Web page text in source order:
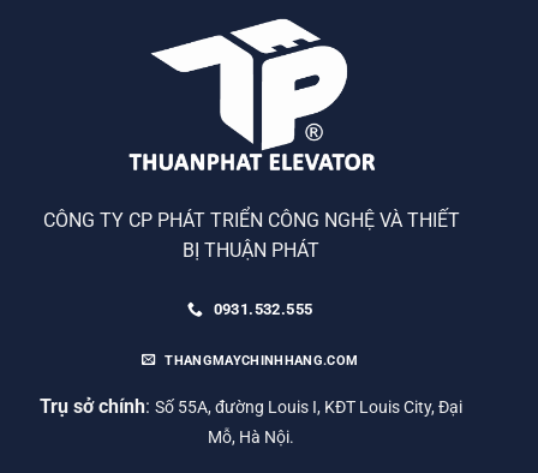
CÔNG TY CP PHÁT TRIỂN CÔNG NGHỆ VÀ THIẾT
BỊ THUẬN PHÁT
0931.532.555
THANGMAYCHINHHANG.COM
Trụ sở chính: Số 55A, đường Louis I, KĐT Louis City, Đại
Mỗ, Hà Nội.